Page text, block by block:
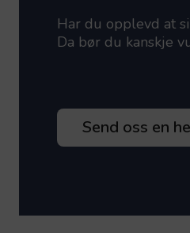
Har du opplevd at
Da bør du kanskje
Send oss en